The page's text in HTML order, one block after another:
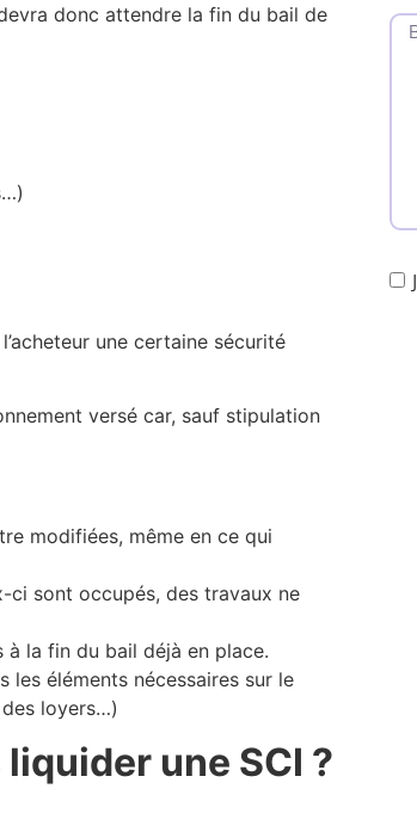
donc attendre la fin du bail de
une certaine sécurité
versé car, sauf stipulation
modifiées, même en ce qui
ci sont occupés, des travaux ne
à la fin du bail déjà en place.
les éléments nécessaires sur le
loyers…)
une SCI ?